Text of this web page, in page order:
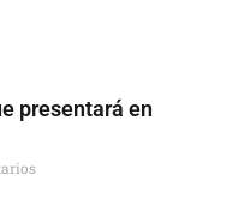
presentará en